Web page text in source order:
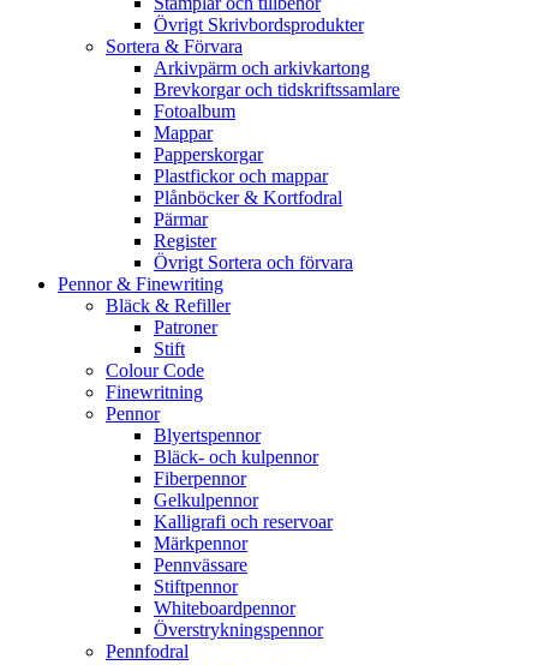
Övrigt Skrivbordsprodukter
Sortera & Förvara
Arkivpärm och arkivkartong
Brevkorgar och tidskriftssamlare
Fotoalbum
Mappar
Papperskorgar
Plastfickor och mappar
Plånböcker & Kortfodral
Pärmar
Register
Övrigt Sortera och förvara
Pennor & Finewriting
Bläck & Refiller
Patroner
Stift
Colour Code
Finewritning
Pennor
Blyertspennor
Bläck- och kulpennor
Fiberpennor
Gelkulpennor
Kalligrafi och reservoar
Märkpennor
Pennvässare
Stiftpennor
Whiteboardpennor
Överstrykningspennor
Pennfodral